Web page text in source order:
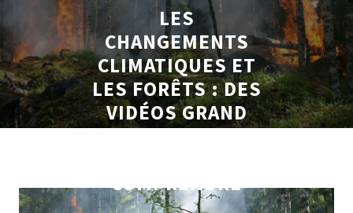
LES
CHANGEMENTS
CLIMATIQUES ET
LES FORÊTS : DES
VIDÉOS GRAND
PUBLIC POUR
COMPRENDRE